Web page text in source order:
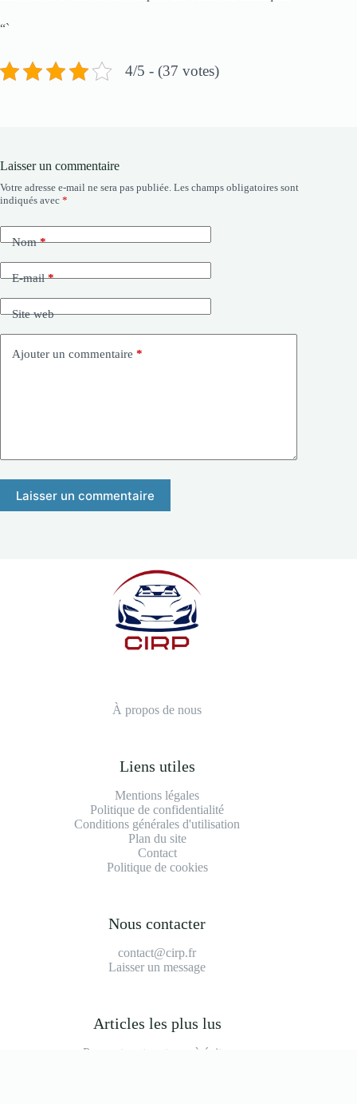
“`
4/5 - (37 votes)
Laisser un commentaire
Votre adresse e-mail ne sera pas publiée. Les champs obligatoires sont
indiqués avec *
Nom*
E-mail*
Site web
Ajouter un commentaire *
Laisser un commentaire
À propos de nous
Liens utiles
Mentions légales
Politique de confidentialité
Conditions générales d'utilisation
Plan du site
Contact
Politique de cookies
Nous contacter
contact@cirp.fr
Laisser un message
Articles les plus lus
Peugeot partner tepee à éviter